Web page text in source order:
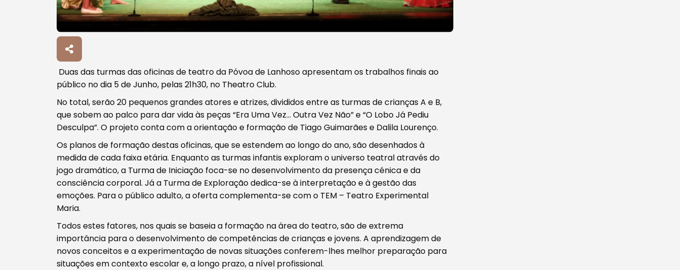
Procurar
Tipo de conteúdo
Duas das turmas das oficinas de teatro da Póvoa de Lanhoso apresentam os trabalhos finais ao
público no dia 5 de Junho, pelas 21h30, no Theatro Club.
No total, serão 20 pequenos grandes atores e atrizes, divididos entre as turmas de crianças A e B,
que sobem ao palco para dar vida às peças “Era Uma Vez… Outra Vez Não” e “O Lobo Já Pediu
Desculpa”. O projeto conta com a orientação e formação de Tiago Guimarães e Dalila Lourenço.
Os planos de formação destas oficinas, que se estendem ao longo do ano, são desenhados à
medida de cada faixa etária. Enquanto as turmas infantis exploram o universo teatral através do
jogo dramático, a Turma de Iniciação foca-se no desenvolvimento da presença cénica e da
consciência corporal. Já a Turma de Exploração dedica-se à interpretação e à gestão das
emoções. Para o público adulto, a oferta complementa-se com o TEM – Teatro Experimental
Maria.
Todos estes fatores, nos quais se baseia a formação na área do teatro, são de extrema
importância para o desenvolvimento de competências de crianças e jovens. A aprendizagem de
novos conceitos e a experimentação de novas situações conferem-lhes melhor preparação para
situações em contexto escolar e, a longo prazo, a nível profissional.